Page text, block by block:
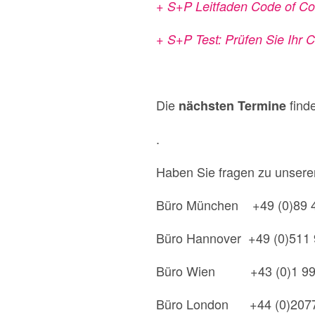
+ S+P Leitfaden Code of
+ S+P Test: Prüfen Sie Ihr
Die nächsten Termine
.
Haben Sie fragen zu
Büro München +49 (0)89
Büro Hannover +49 (0)511
Büro Wien +43 (0)1
Büro London +44